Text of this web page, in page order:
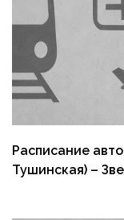
Расписание
Тушинская) –